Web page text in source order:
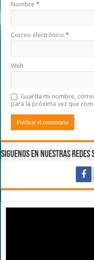
Nombre*
Correo electrónico*
Web
Guarda mi nombre,
para la próxima vez que
Siguenos en Nuestras Redes